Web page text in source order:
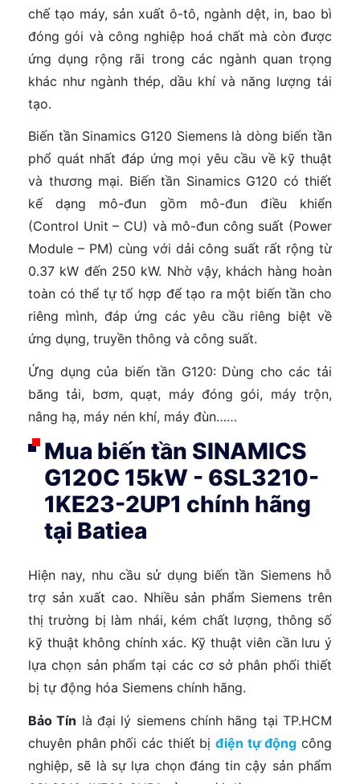
chế tạo máy, sản xuất ô-tô, ngành dệt, in, bao bì
đóng gói và công nghiệp hoá chất mà còn được
ứng dụng rộng rãi trong các ngành quan trọng
khác như ngành thép, dầu khí và năng lượng tái
tạo.
Biến tần Sinamics G120 Siemens là dòng biến tần
phổ quát nhất đáp ứng mọi yêu cầu về kỹ thuật
và thương mại. Biến tần Sinamics G120 có thiết
kế dạng mô-đun gồm mô-đun điều khiển
(Control Unit – CU) và mô-đun công suất (Power
Module – PM) cùng với dải công suất rất rộng từ
0.37 kW đến 250 kW. Nhờ vậy, khách hàng hoàn
toàn có thể tự tổ hợp để tạo ra một biến tần cho
riêng mình, đáp ứng các yêu cầu riêng biệt về
ứng dụng, truyền thông và công suất.
Ứng dụng của biến tần G120: Dùng cho các tải
băng tải, bơm, quạt, máy đóng gói, máy trộn,
nâng hạ, máy nén khí, máy đùn……
Mua biến tần SINAMICS
G120C 15kW - 6SL3210-
1KE23-2UP1 chính hãng
tại Batiea
Hiện nay, nhu cầu sử dụng biến tần Siemens hỗ
trợ sản xuất cao. Nhiều sản phẩm Siemens trên
thị trường bị làm nhái, kém chất lượng, thông số
kỹ thuật không chính xác. Kỹ thuật viên cần lưu ý
lựa chọn sản phẩm tại các cơ sở phân phối thiết
bị tự động hóa Siemens chính hãng.
Bảo Tín là đại lý siemens chính hãng tại TP.HCM
chuyên phân phối các thiết bị điện tự động công
nghiệp, sẽ là sự lựa chọn đáng tin cậy sản phẩm